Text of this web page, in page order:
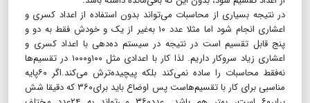
در نتیجه بسیاری از محاسبات می‌تواند بدون استفاده از اعداد کسری و
اعشاری انجام شود اما مثلا عدد ۱۰ به‌غیر از یک و خودش فقط به دو و
پنج قابل تقسیم است در نتیجه در سیستم ده‌دهی با اعداد کسری و
اعشاری زیاد سروکار داریم. لذا کار با اعدادی مثل ۱۰۰و۱۰۰۰ در تقسیم‌ها
نه‌فقط محاسبات را ساده نمی‌کند بلکه پیچیده‌ترش می‌کند.اگر ۶۰پایه
مناسبی برای کار با تقسیم‌هاست پس اوضاع باید برای۳۶۰ که دقیقا شش